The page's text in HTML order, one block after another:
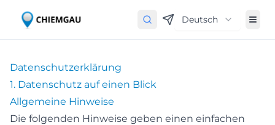
Deutsch
Datenschutz­erklärung
1. Datenschutz auf einen Blick
Allgemeine Hinweise
Die folgenden Hinweise geben einen einfachen